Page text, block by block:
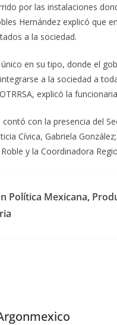
por las instalaciones
Hernández explicó que
a la sociedad.
en su tipo, donde el
a la sociedad a
explicó la
contó con la presencia del
Cívica, Gabriela
y la Coordinadora
Política Mexicana,